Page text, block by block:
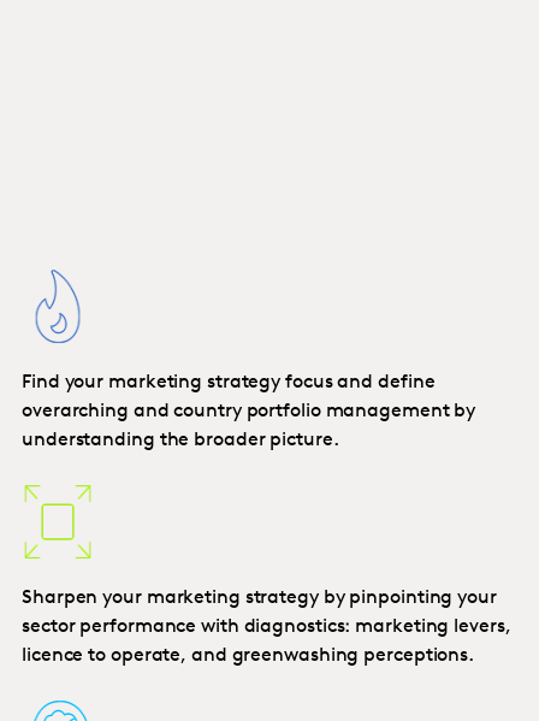
Find your marketing strategy focus and define
overarching and country portfolio management by
understanding the broader picture.
Sharpen your marketing strategy by pinpointing your
sector performance with diagnostics: marketing levers,
licence to operate, and greenwashing perceptions.